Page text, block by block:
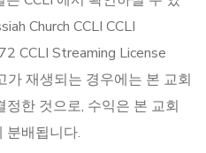
Church CCLI CCLI
CCLI Streaming License
재생되는 경우에는 본 교회
한 것으로, 수익은 본 교회
분배됩니다.